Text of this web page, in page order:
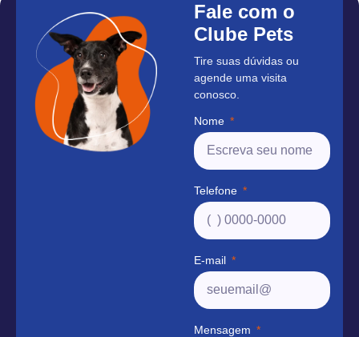
Fale com o
Clube Pets
Tire suas dúvidas ou
agende uma visita
conosco.
Nome
Telefone
E-mail
Mensagem